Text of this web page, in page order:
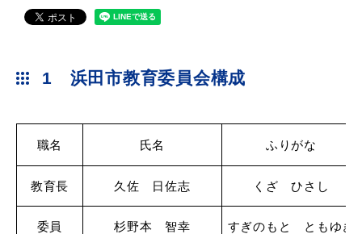
健康・福祉・子育て
産業・ビジネス
教育・文化・スポーツ
移住・定住（はまだぐらし）
1 浜田市教育委員会構成
職名 氏名 ふりがな
教育長 久佐 日佐志 くざ ひさし
委員 杉野本 智幸 すぎのもと ともゆき